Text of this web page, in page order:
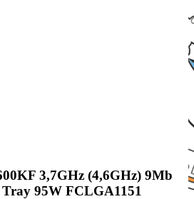
3,7GHz (4,6GHz) 9Mb
95W FCLGA1151